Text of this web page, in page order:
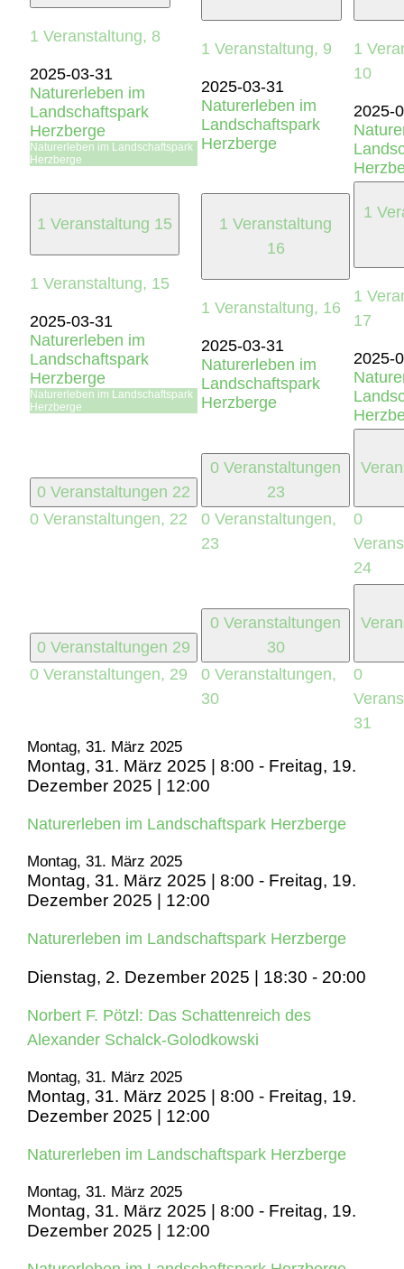
1 Veranstaltung, 8
2025-03-31
Naturerleben im
Landschaftspark
Herzberge
Naturerleben im Landschaftspark
Herzberge
1 Veranstaltung, 9
2025-03-31
Naturerleben im
Landschaftspark
Herzberge
1
10
2025-
1 Veranstaltung 15
1 Veranstaltung, 15
2025-03-31
Naturerleben im
Landschaftspark
Herzberge
Naturerleben im Landschaftspark
Herzberge
1 Veranstaltung
16
1 Veranstaltung, 16
2025-03-31
Naturerleben im
Landschaftspark
Herzberge
1
1
17
2025-
0 Veranstaltungen 22
0 Veranstaltungen, 22
0 Veranstaltungen
23
0 Veranstaltungen,
23
0
24
0 Veranstaltungen 29
0 Veranstaltungen, 29
0 Veranstaltungen
30
0 Veranstaltungen,
30
0
31
Montag, 31. März 2025
Montag, 31. März 2025 | 8:00 - Freitag, 19.
Dezember 2025 | 12:00
Naturerleben im Landschaftspark Herzberge
Montag, 31. März 2025
Montag, 31. März 2025 | 8:00 - Freitag, 19.
Dezember 2025 | 12:00
Naturerleben im Landschaftspark Herzberge
Dienstag, 2. Dezember 2025 | 18:30 - 20:00
Norbert F. Pötzl: Das Schattenreich des
Alexander Schalck-Golodkowski
Montag, 31. März 2025
Montag, 31. März 2025 | 8:00 - Freitag, 19.
Dezember 2025 | 12:00
Naturerleben im Landschaftspark Herzberge
Montag, 31. März 2025
Montag, 31. März 2025 | 8:00 - Freitag, 19.
Dezember 2025 | 12:00